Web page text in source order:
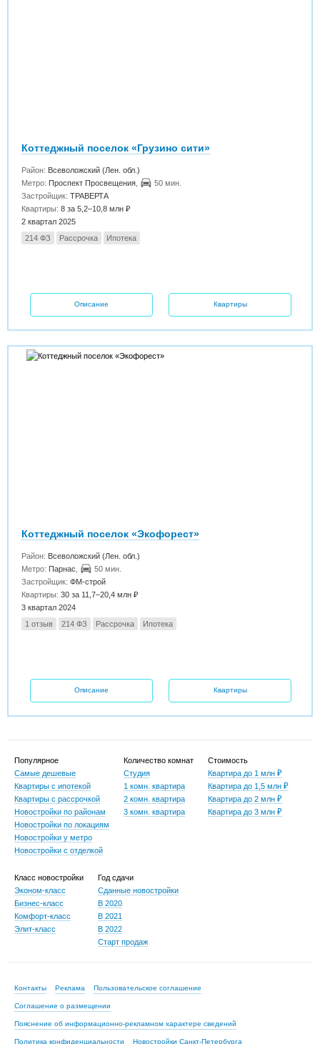
Коттеджный поселок «Грузино сити»
Район: Всеволожский (Лен. обл.)
Метро: Проспект Просвещения
50 мин.
Застройщик:ТРАВЕРТА
Квартиры:8 за 5,2–10,8 млн ₽
2 квартал 2025
214 ФЗ
Рассрочка Ипотека
Описание Квартиры
Коттеджный поселок «Экофорест»
Район: Всеволожский (Лен. обл.)
Метро: Парнас
50 мин.
Застройщик:ФМ-строй
Квартиры:30 за 11,7–20,4 млн ₽
3 квартал 2024
1 отзыв
214 ФЗ Рассрочка Ипотека
Описание Квартиры
Популярное
Самые дешевые
Квартиры с ипотекой
Квартиры с рассрочкой
Новостройки по районам
Новостройки по локациям
Новостройки у метро
Новостройки с отделкой
Количество комнат
Студия
1 комн. квартира
2 комн. квартира
3 комн. квартира
Стоимость
Квартира до 1 млн ₽
Квартира до 1,5 млн ₽
Квартира до 2 млн ₽
Квартира до 3 млн ₽
Класс новостройки
Эконом-класс
Бизнес-класс
Комфорт-класс
Элит-класс
Год сдачи
Сданные новостройки
В 2020
В 2021
В 2022
Старт продаж
Контакты Реклама Пользовательское соглашение
Соглашение о размещении
Пояснение об информационно-рекламном характере сведений
Политика конфиденциальности Новостройки Санкт-Петербурга